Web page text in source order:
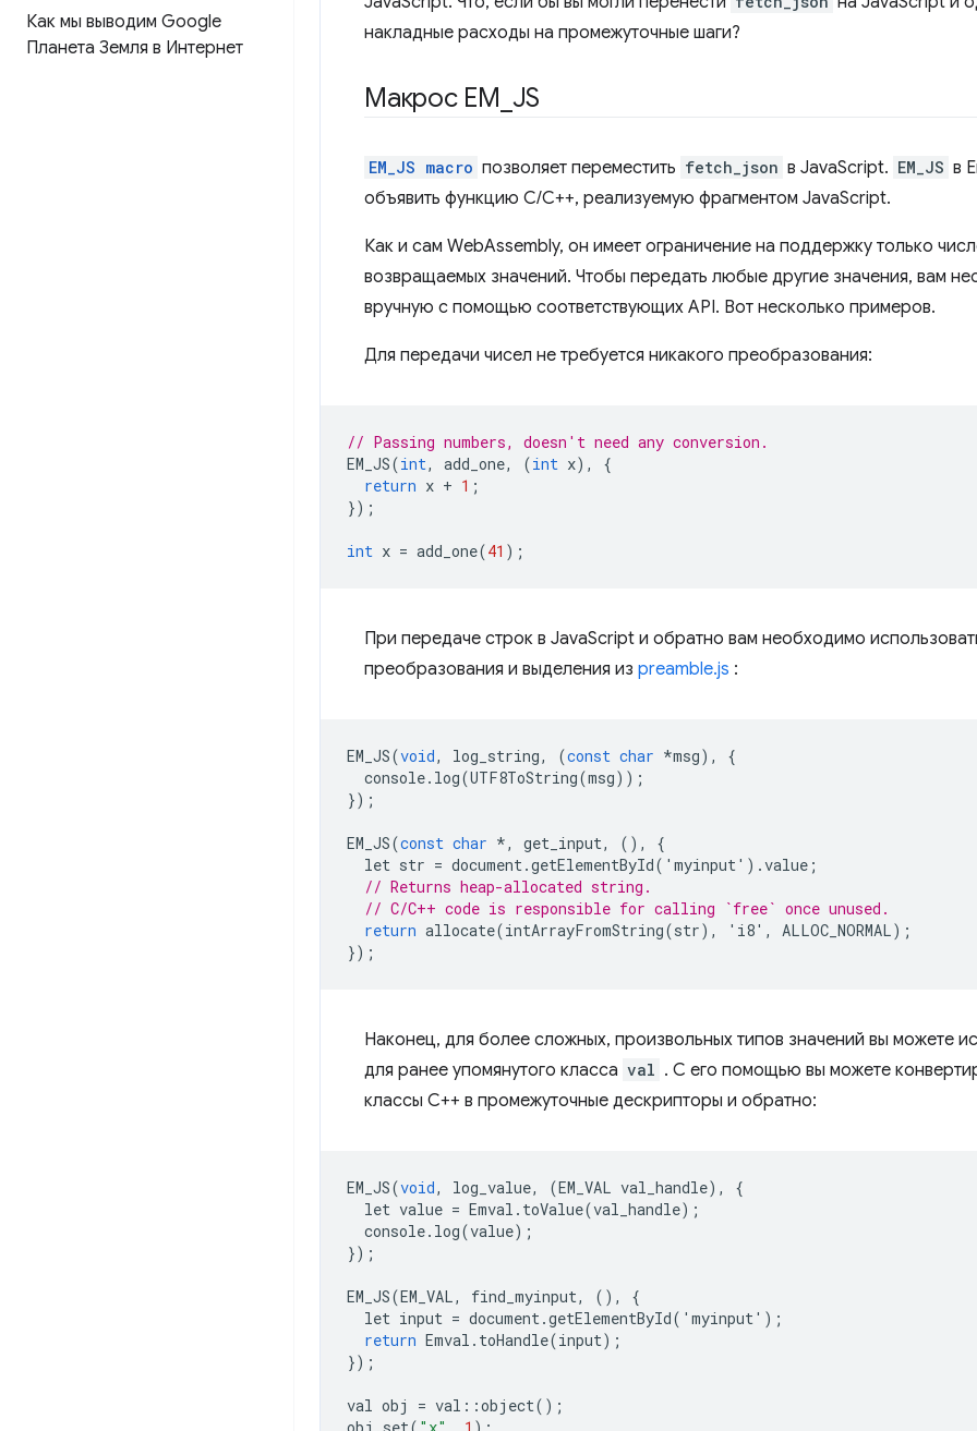
Как мы выводим Google
Планета Земля в Интернет
накладные расходы на промежуточные шаги?
Макрос EM JS
EM_JS macro позволяет переместить fetch_json в JavaScript. EM_JS в
объявить функцию C/C++, реализуемую фрагментом JavaScript.
Как и сам WebAssembly, он имеет ограничение на поддержку только
возвращаемых значений. Чтобы передать любые другие значения, вам
вручную с помощью соответствующих API. Вот несколько примеров.
Для передачи чисел не требуется никакого преобразования:
// Passing numbers, doesn't need any conversion.
EM_JS(int, add_one, (int x),
{
return x + 1 ;
});
int x = add_one(41 );
При передаче строк в JavaScript и обратно вам необходимо
преобразования и выделения из preamble.js :
EM_JS(void, log_string, (const char *msg),
{
console. log(UTF8ToString(msg));
});
EM_JS(const char *, get_input, (),
{
let str = document.getElementById( ' myinput' ).value ;
// Returns heap-allocated string.
// C/C++ code is responsible for calling `free` once unused.
return allocate(intArrayFromString(str), ' i8' , ALLOC_NORMAL);
});
Наконец, для более сложных, произвольных типов значений вы можете
для ранее упомянутого класса val . С его помощью вы можете
классы C++ в промежуточные дескрипторы и обратно:
EM_JS(void, log_value, (EM_VAL val_handle),
{
let value = Emval . toValue(val_handle);
console. log(value);
});
EM_JS(EM_VAL, find_myinput, (),
{
let input = document.getElementById( ' myinput' );
return Emval . toHandle(input);
});
val obj = val ::object();